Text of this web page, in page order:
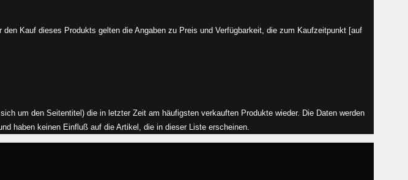
Kauf dieses Produkts gelten die Angaben zu Preis und Verfügbarkeit, die zum Kaufzeitpunkt [auf
um den Seitentitel) die in letzter Zeit am häufigsten verkauften Produkte wieder. Die Daten werden
haben keinen Einfluß auf die Artikel, die in dieser Liste erscheinen.